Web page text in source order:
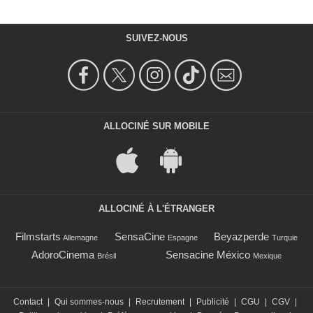
SUIVEZ-NOUS
ALLOCINÉ SUR MOBILE
ALLOCINÉ À L'ÉTRANGER
Filmstarts Allemagne SensaCine Espagne Beyazperde Turquie
AdoroCinema Brésil Sensacine México Mexique
Contact Qui sommes-nous Recrutement Publicité CGU CGV